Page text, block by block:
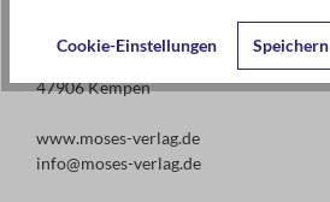
moses. Verlag GmbH
47906 Kempen
www.moses-verlag.de
info@moses-verlag.de
Cookie-Einstellungen Speichern